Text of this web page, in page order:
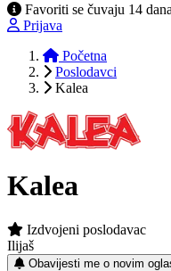
Favoriti se čuvaju 14 dana
Prijava
Početna
Poslodavci
Kalea
Kalea
Izdvojeni poslodavac
Ilijaš
Obavijesti me o novim